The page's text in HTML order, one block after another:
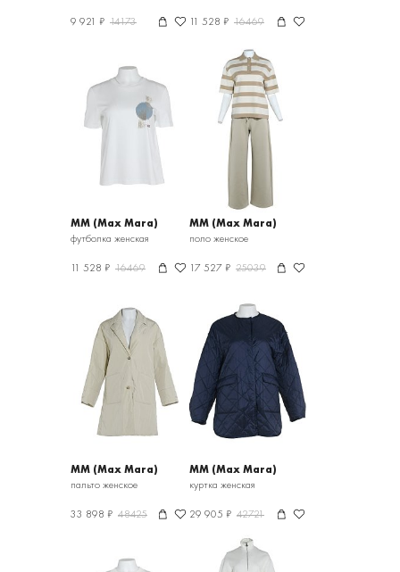
9 921 ₽ 14173 11 528 ₽ 16469
MM (Max Mara)
футболка женская
11 528 ₽ 16469
MM (Max Mara)
поло женское
17 527 ₽ 25039
MM (Max Mara)
пальто женское
33 898 ₽ 48425
MM (Max Mara)
куртка женская
29 905 ₽ 42721